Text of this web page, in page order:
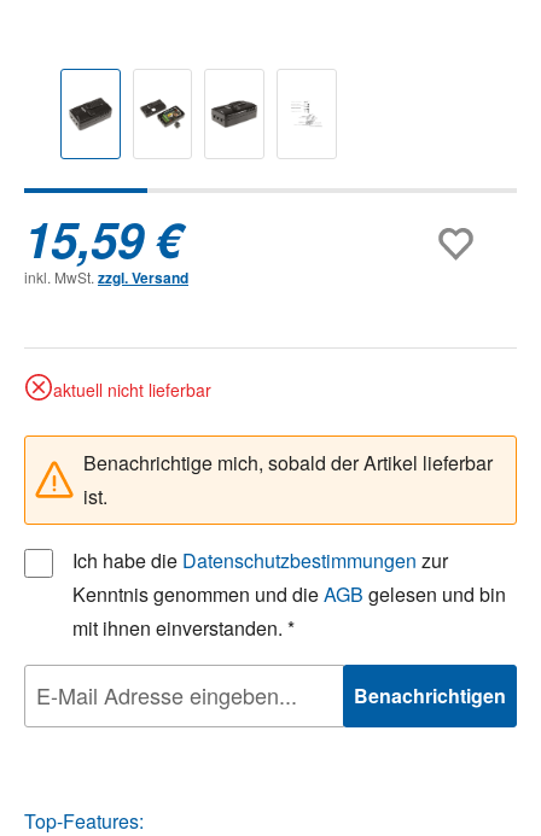
15,59 €
inkl. MwSt. zzgl. Versand
aktuell nicht lieferbar
Benachrichtige mich, sobald der Artikel lieferbar
ist.
Ich habe die Datenschutzbestimmungen zur
Kenntnis genommen und dieAGB gelesen und bin
mit ihnen einverstanden. *
Benachrichtigen
Top-Features: